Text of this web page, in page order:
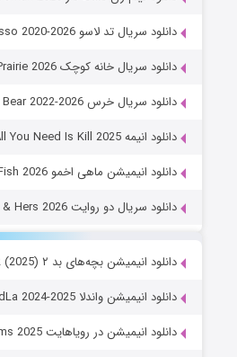
دانلود سریال تد لاسو Ted Lasso 2020-2026
دانلود سریال خانه کوچک Little House on the Prairie 2026
دانلود سریال خرس The Bear 2022-2026
دانلود انیمه All You Need Is Kill 2025
دانلود انیمیشن ماهی اخمو The Pout-Pout Fish 2026
دانلود سریال دو روایت His & Hers 2026
دانلود انیمیشن بچه‌های بد ۲ The Bad Guys 2 (2025)
دانلود انیمیشن واندلا WondLa 2024-2025
دانلود انیمیشن در رویاهایت In Your Dreams 2025